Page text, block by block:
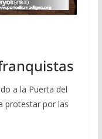
a la Puerta del
protestar por las